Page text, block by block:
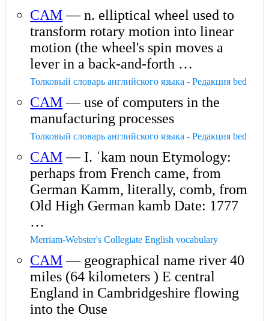
CAM— n. elliptical wheel used to
transform rotary motion into linear
motion (the wheel's spin moves a
lever in a back-and-forth …
Толковый словарь английского языка - Редакция bed
CAM— use of computers in the
manufacturing processes
Толковый словарь английского языка - Редакция bed
CAM— I. ˈkam noun Etymology:
perhaps from French came, from
German Kamm, literally, comb, from
Old High German kamb Date: 1777
…
Merriam-Webster's Collegiate English vocabulary
CAM— geographical name river 40
miles (64 kilometers ) E central
England in Cambridgeshire flowing
into the Ouse